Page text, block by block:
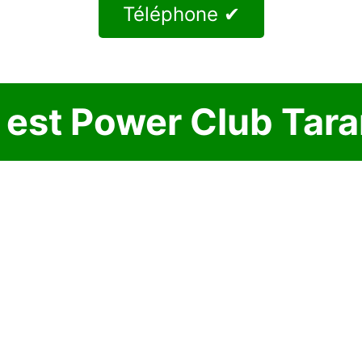
Téléphone ✔
Power Club